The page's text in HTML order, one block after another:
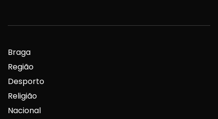
Braga
Região
Desporto
Religião
Nacional